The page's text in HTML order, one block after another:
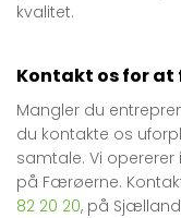
kvalitet.
Kontakt os for at
Mangler du
du kontakte os
samtale. Vi
på Færøerne.
82 20 20, på